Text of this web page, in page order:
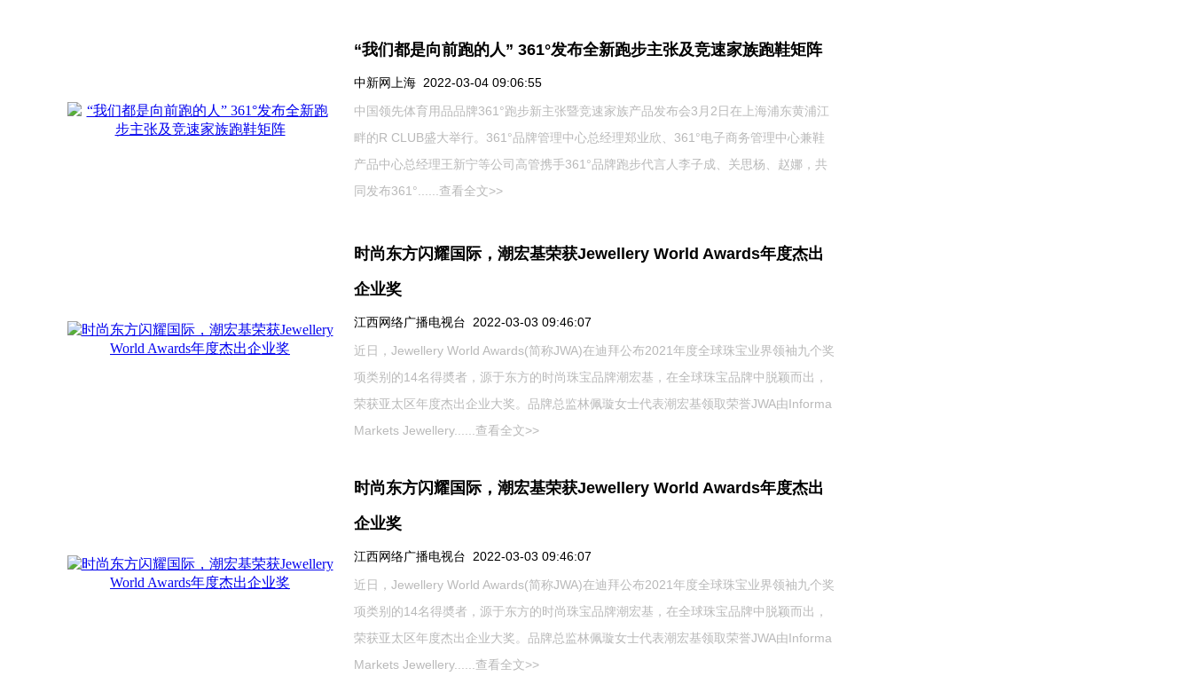
“我们都是向前跑的人” 361°发布全新跑步主张及竞速家族跑鞋矩阵
中新网上海 2022-03-04 09:06:55
中国领先体育用品品牌361°跑步新主张暨竞速家族产品发布会3月2日在上海浦东黄浦江
畔的R CLUB盛大举行。361°品牌管理中心总经理郑业欣、361°电子商务管理中心兼鞋
产品中心总经理王新宁等公司高管携手361°品牌跑步代言人李子成、关思杨、赵娜，共
同发布361°...... 查看全文>>
时尚东方闪耀国际，潮宏基荣获Jewellery World Awards年度杰出
企业奖
江西网络广播电视台 2022-03-03 09:46:07
近日，Jewellery World Awards(简称JWA)在迪拜公布2021年度全球珠宝业界领袖九个奖
项类别的14名得奬者，源于东方的时尚珠宝品牌潮宏基，在全球珠宝品牌中脱颖而出，
荣获亚太区年度杰出企业大奖。品牌总监林佩璇女士代表潮宏基领取荣誉JWA由Informa
Markets Jewellery...... 查看全文>>
时尚东方闪耀国际，潮宏基荣获Jewellery World Awards年度杰出
企业奖
江西网络广播电视台 2022-03-03 09:46:07
近日，Jewellery World Awards(简称JWA)在迪拜公布2021年度全球珠宝业界领袖九个奖
项类别的14名得奬者，源于东方的时尚珠宝品牌潮宏基，在全球珠宝品牌中脱颖而出，
荣获亚太区年度杰出企业大奖。品牌总监林佩璇女士代表潮宏基领取荣誉JWA由Informa
Markets Jewellery...... 查看全文>>